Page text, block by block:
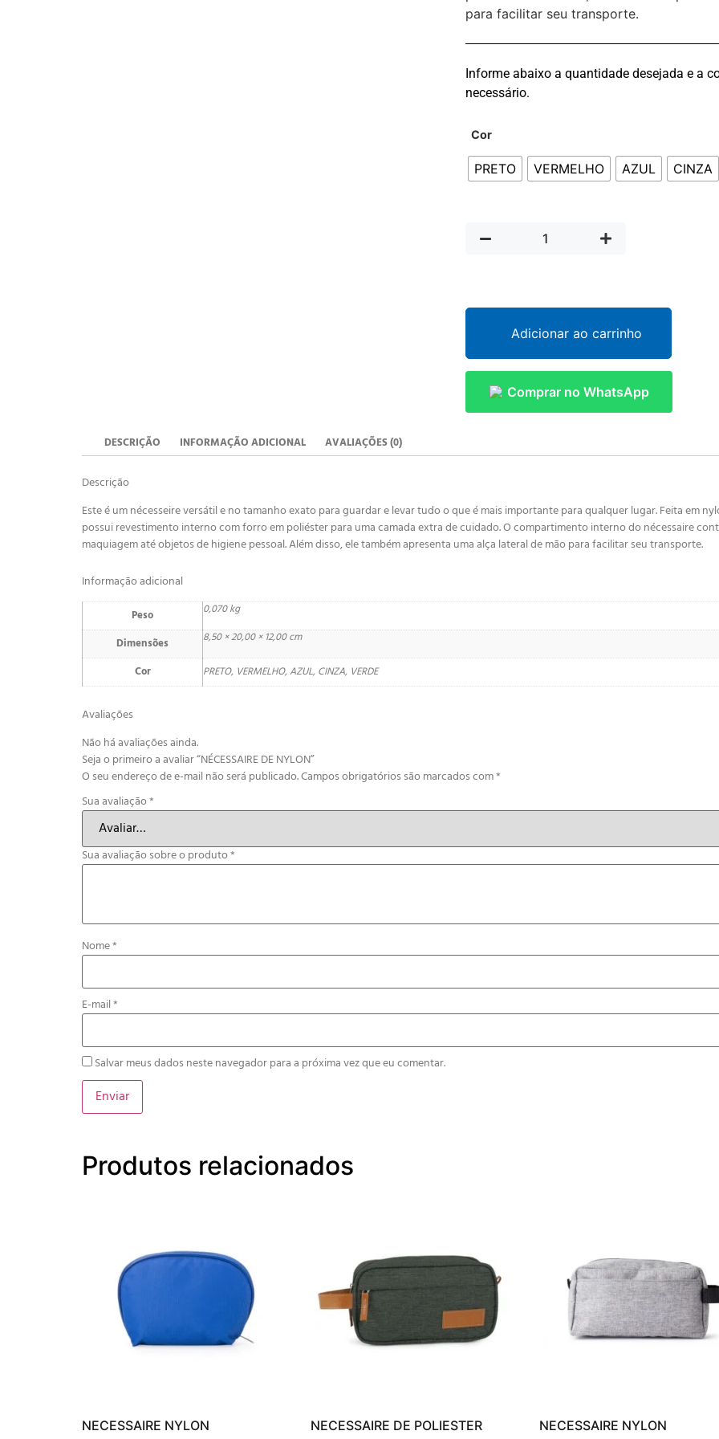
para facilitar seu transporte.
Informe abaixo a quantidade desejada e a
necessário.
Cor
PRETO VERMELHO AZUL CINZA
Adicionar ao carrinho
Comprar no WhatsApp
DESCRIÇÃO INFORMAÇÃO ADICIONAL AVALIAÇÕES (0)
Descrição
Este é um nécesseire versátil e no tamanho exato para guardar e levar tudo o que é mais importante para qualquer lugar. Feita em
possui revestimento interno com forro em poliéster para uma camada extra de cuidado. O compartimento interno do nécessaire
maquiagem até objetos de higiene pessoal. Além disso, ele também apresenta uma alça lateral de mão para facilitar seu transporte.
Informação adicional
Peso 0,070 kg
Dimensões 8,50 × 20,00 × 12,00 cm
Cor PRETO, VERMELHO, AZUL, CINZA, VERDE
Avaliações
Não há avaliações ainda.
Seja o primeiro a avaliar “NÉCESSAIRE DE NYLON”
O seu endereço de e-mail não será publicado.Campos obrigatórios são marcados com*
Sua avaliação*
Sua avaliação sobre o produto*
Nome*
E-mail*
Salvar meus dados neste navegador para a próxima vez que eu comentar.
Produtos relacionados
NECESSAIRE NYLON NECESSAIRE DE POLIESTER NECESSAIRE NYLON